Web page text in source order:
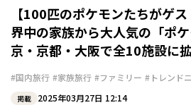
【100匹のポケモンたちがゲ
界中の家族から大人気の「ポ
京・京都・大阪で全10施設に
#国内旅行 #家族旅行 #ファミリー #トレンド
掲載 2025年03月27日 12:14